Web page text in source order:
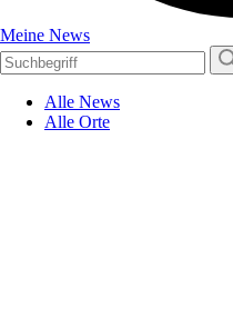
Meine News
Alle News
Alle Orte